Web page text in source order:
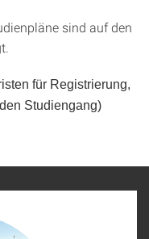
sind auf den
für Registrierung,
Studiengang)